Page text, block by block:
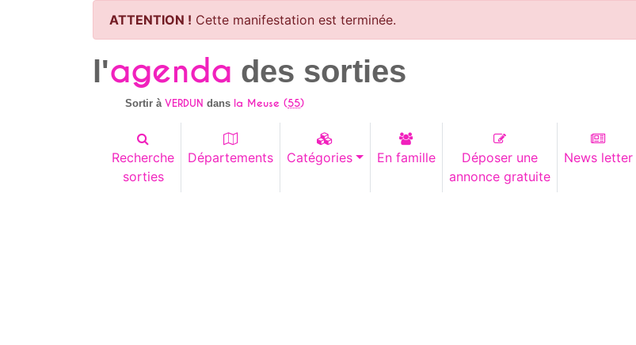
ATTENTION ! Cette manifestation est terminée.
l'agenda des sorties
Sortir àVERDUN dans la Meuse (55)
Recherche
sorties
Départements Catégories En famille
Déposer une
annonce gratuite
News letter